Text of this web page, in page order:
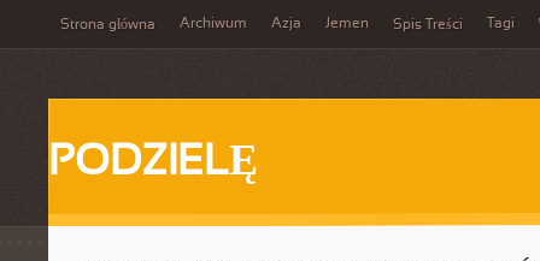
Strona główna Archiwum Azja Jemen Spis Treści Tagi
PODZIELĘ